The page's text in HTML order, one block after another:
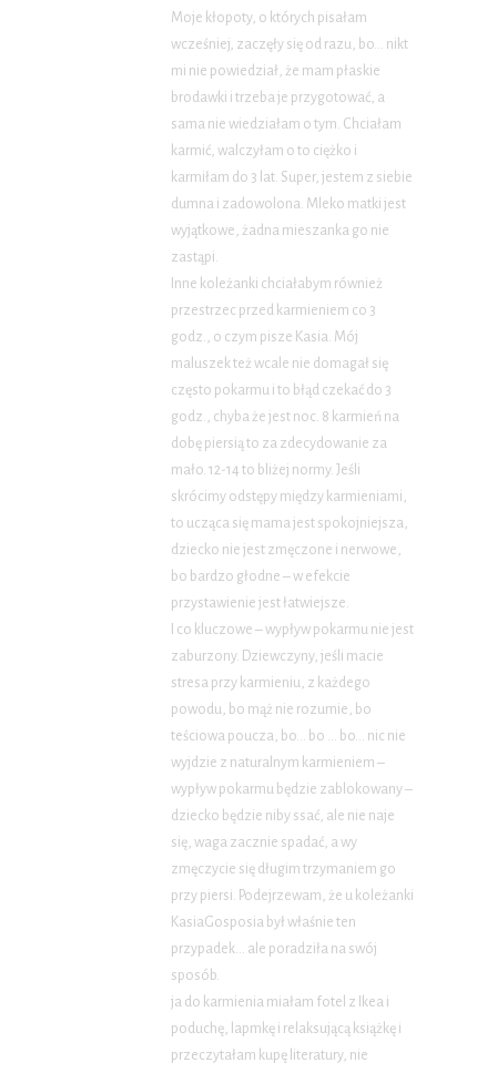
Moje kłopoty, o których pisałam
wcześniej, zaczęły się od razu, bo… nikt
mi nie powiedział, że mam płaskie
brodawki i trzeba je przygotować, a
sama nie wiedziałam o tym. Chciałam
karmić, walczyłam o to ciężko i
karmiłam do 3 lat. Super, jestem z siebie
dumna i zadowolona. Mleko matki jest
wyjątkowe, żadna mieszanka go nie
zastąpi.
Inne koleżanki chciałabym również
przestrzec przed karmieniem co 3
godz., o czym pisze Kasia. Mój
maluszek też wcale nie domagał się
często pokarmu i to błąd czekać do 3
godz., chyba że jest noc. 8 karmień na
dobę piersią to za zdecydowanie za
mało. 12-14 to bliżej normy. Jeśli
skrócimy odstępy między karmieniami,
to ucząca się mama jest spokojniejsza,
dziecko nie jest zmęczone i nerwowe,
bo bardzo głodne – w efekcie
przystawienie jest łatwiejsze.
I co kluczowe – wypływ pokarmu nie jest
zaburzony. Dziewczyny, jeśli macie
stresa przy karmieniu, z każdego
powodu, bo mąż nie rozumie, bo
teściowa poucza, bo… bo … bo… nic nie
wyjdzie z naturalnym karmieniem –
wypływ pokarmu będzie zablokowany –
dziecko będzie niby ssać, ale nie naje
się, waga zacznie spadać, a wy
zmęczycie się długim trzymaniem go
przy piersi. Podejrzewam, że u koleżanki
KasiaGosposia był właśnie ten
przypadek… ale poradziła na swój
sposób.
ja do karmienia miałam fotel z Ikea i
poduchę, lapmkę i relaksującą książkę i
przeczytałam kupę literatury, nie